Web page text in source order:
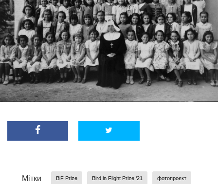
Мітки BiF Prize Bird in Flight Prize ‘21 фотопроєкт